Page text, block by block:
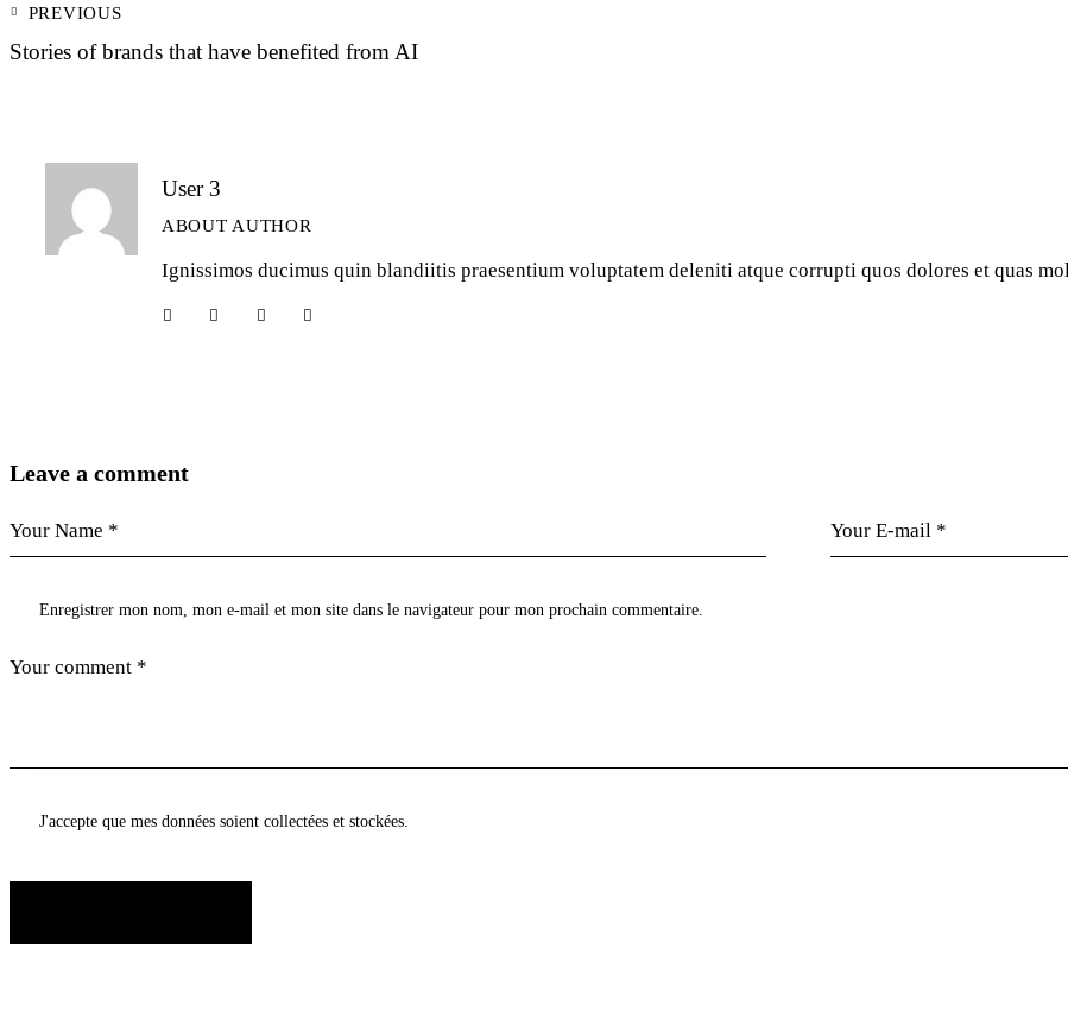
Navigation
de
PREVIOUS
Stories of brands that have benefited from AI
User 3
ABOUT AUTHOR
Ignissimos ducimus quin blandiitis praesentium voluptatem deleniti atque corrupti quos dolores et quas
Leave a comment
Enregistrer mon nom, mon e-mail et mon site dans le navigateur pour mon prochain commentaire.
J'accepte que mes données soient collectées et stockées.